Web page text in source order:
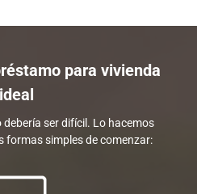
para vivienda
ideal
ser difícil. Lo hacemos
formas simples de comenzar: